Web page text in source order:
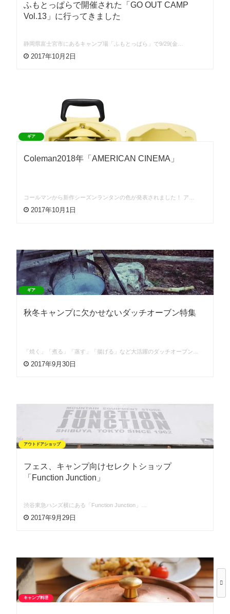
ふもとっぱらで開催された「GO OUT CAMP
Vol.13」に行ってきました
静岡県富士宮市にあるキャンプ場「ふもとっぱら」で9/29(金…
2017年10月2日
ギア
Coleman2018年「AMERICAN CINEMA」
コールマンから新作シーズンランタンの色が発表されました！ ア…
2017年10月1日
ギア
秋冬キャンプに欠かせないダッチオーブン特集
「焼く」「煮る」「蒸す」「揚げる」など大活躍のダッチオーブン…
2017年9月30日
アウトドアショップ
フェス、キャンプ向けセレクトショップ
「Function Junction」
渋谷東急ハンズ横にある「Function Junction」…
2017年9月29日
キャンプ料理